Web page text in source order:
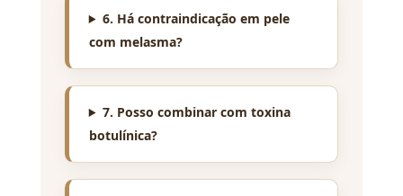
6. Há contraindicação em pele
com melasma?
7. Posso combinar com toxina
botulínica?